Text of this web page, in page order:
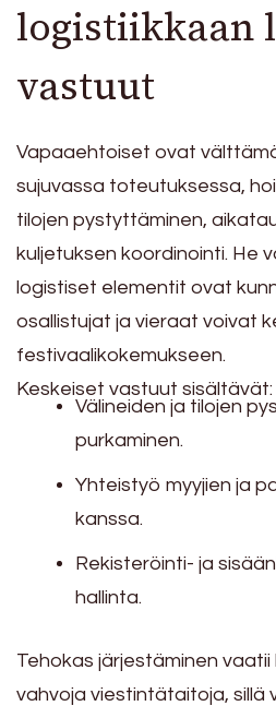
logistiikkaan
vastuut
Vapaaehtoiset ovat
sujuvassa toteutuksessa,
tilojen pystyttäminen,
kuljetuksen koordinointi. He
logistiset elementit ovat
osallistujat ja vieraat voivat
festivaalikokemukseen.
Keskeiset vastuut sisältävät:
Välineiden ja tilojen
purkaminen.
Yhteistyö myyjien ja
kanssa.
Rekisteröinti- ja
hallinta.
Tehokas järjestäminen vaatii
vahvoja viestintätaitoja, sillä